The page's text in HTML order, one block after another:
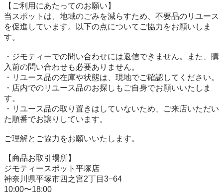
【ご利用にあたってのお願い】
当スポットは、地域のごみを減らすため、不要品のリユース
を促進しています。以下の点についてご協力をお願いしま
す。
・ジモティーでの問い合わせには返信できません。また、購
入前の問い合わせも必要ありません。
・リユース品の在庫や状態は、現地でご確認してください。
・店内でのリユース品のお探しもご自身でお願いいたしま
す。
・リユース品の取り置きはしていないため、ご来店いただい
た順番でお譲りしています。
ご理解とご協力をお願いいたします。
【商品お取引場所】
ジモティースポット平塚店
神奈川県平塚市四之宮2丁目3−64
10:00〜18:00